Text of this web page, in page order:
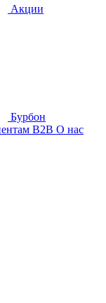
Акции
Бурбон
B2B О нас